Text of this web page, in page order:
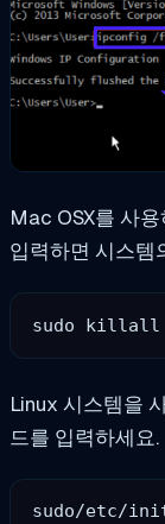
Mac OSX를 사
입력하면 시스템
sudo killall -
Linux 시스템을
드를 입력하세요.
sudo/etc/